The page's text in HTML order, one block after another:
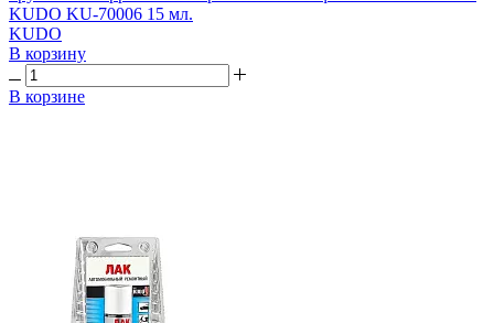
KUDO KU-70006 15 мл.
KUDO
В корзину
В корзине